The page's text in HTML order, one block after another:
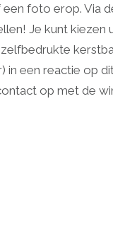
foto erop. Via
Je kunt kiezen
in een reactie op
op met de